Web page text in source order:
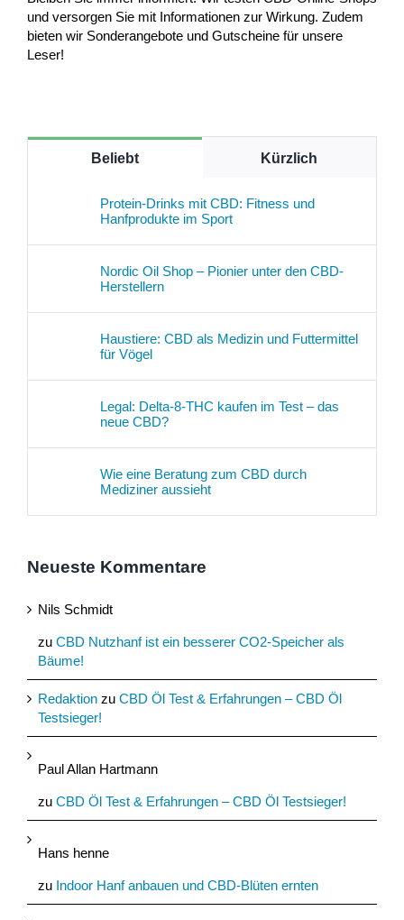
und versorgen Sie mit Informationen zur Wirkung. Zudem
bieten wir Sonderangebote und Gutscheine für unsere
Leser!
Beliebt Kürzlich
Protein-Drinks mit CBD: Fitness und
Hanfprodukte im Sport
Nordic Oil Shop – Pionier unter den CBD-
Herstellern
Haustiere: CBD als Medizin und Futtermittel
für Vögel
Legal: Delta-8-THC kaufen im Test – das
neue CBD?
Wie eine Beratung zum CBD durch
Mediziner aussieht
Neueste Kommentare
Nils Schmidt
zu CBD Nutzhanf ist ein besserer CO2-Speicher als
Bäume!
Redaktion zu CBD Öl Test & Erfahrungen – CBD Öl
Testsieger!
Paul Allan Hartmann
zu CBD Öl Test & Erfahrungen – CBD Öl Testsieger!
Hans henne
zu Indoor Hanf anbauen und CBD-Blüten ernten